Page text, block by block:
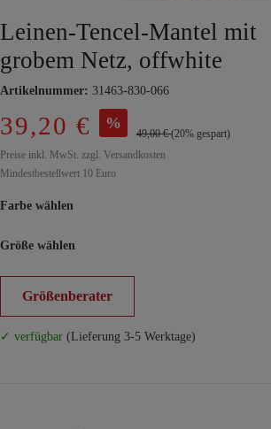
Leinen-Tencel-Mantel mit
grobem Netz, offwhite
Artikelnummer: 31463-830-066
39,20 € %
49,00 €(20% gespart)
Preise inkl. MwSt. zzgl. Versandkosten
Mindestbestellwert 10 Euro
Farbe wählen
Größe wählen
Größenberater
✓ verfügbar (Lieferung 3-5 Werktage)